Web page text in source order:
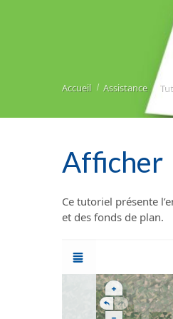
Accueil Assistance
Afficher
Ce tutoriel présente
et des fonds de plan.